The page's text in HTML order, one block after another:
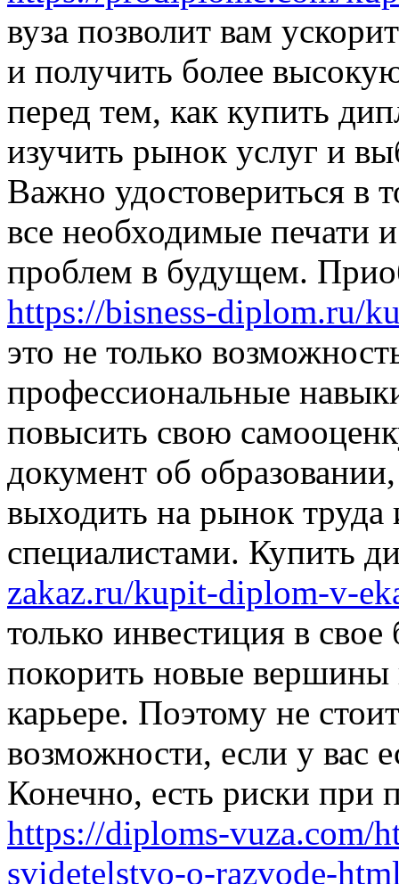
вуза позволит вам
и получить более
перед тем, как купить
изучить рынок услуг и
Важно удостовериться в
все необходимые печати
проблем в будущем.
https://bisness-diplom.ru/
это не только
профессиональные
повысить свою
документ об
выходить на рынок труда
специалистами. Купить
zakaz.ru/kupit-diplom-v-
только инвестиция в
покорить новые вершины
карьере. Поэтому не
возможности, если у вас
Конечно, есть риски при
https://diploms-vuza.com/
svidetelstvo-o-razvode-